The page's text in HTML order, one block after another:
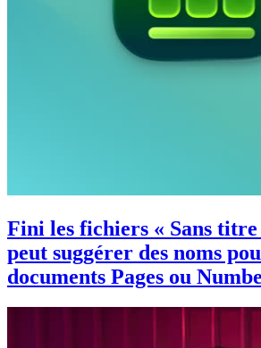
Fini les fichiers « Sans titre
peut suggérer des noms
documents Pages ou